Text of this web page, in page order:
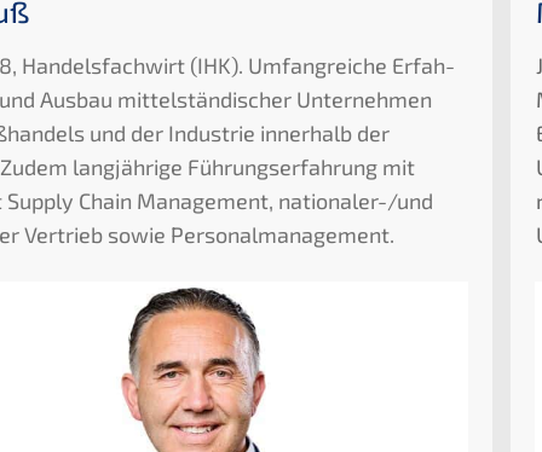
Handels­fach­wirt (IHK). Umfang­rei­che Erfah­
Ausbau mittel­stän­di­scher Unter­neh­men
und der Indus­trie inner­halb der
langjäh­ri­ge Führungs­er­fah­rung mit
Supply Chain Manage­ment, natio­na­ler-/und
Vertrieb sowie Personalmanagement.